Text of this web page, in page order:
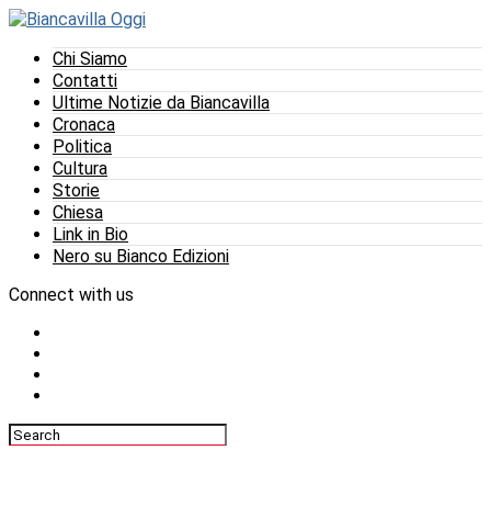
Chi Siamo
Contatti
Ultime Notizie da Biancavilla
Cronaca
Politica
Cultura
Storie
Chiesa
Link in Bio
Nero su Bianco Edizioni
Connect with us